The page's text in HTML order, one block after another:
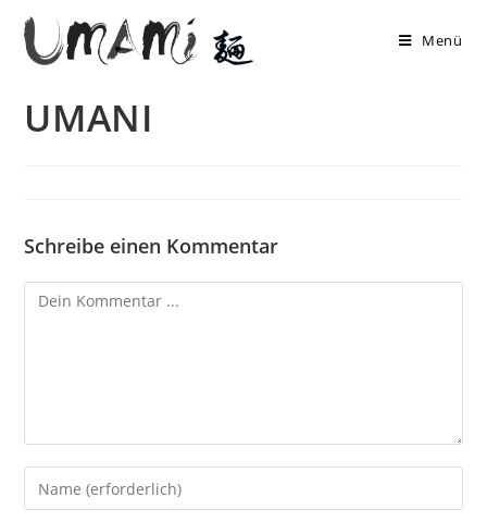
Zum
Inhalt
springen
Menü
UMANI
Schreibe einen Kommentar
Kommentieren
Gib
deinen